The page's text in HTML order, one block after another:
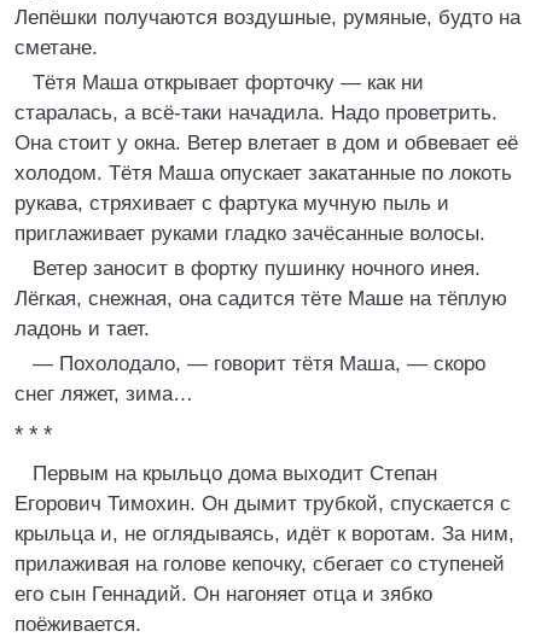
Лепёшки получаются воздушные, румяные, будто на
сметане.
Тётя Маша открывает форточку — как ни
старалась, а всё-таки начадила. Надо проветрить.
Она стоит у окна. Ветер влетает в дом и обвевает её
холодом. Тётя Маша опускает закатанные по локоть
рукава, стряхивает с фартука мучную пыль и
приглаживает руками гладко зачёсанные волосы.
Ветер заносит в фортку пушинку ночного инея.
Лёгкая, снежная, она садится тёте Маше на тёплую
ладонь и тает.
— Похолодало, — говорит тётя Маша, — скоро
снег ляжет, зима…
* * *
Первым на крыльцо дома выходит Степан
Егорович Тимохин. Он дымит трубкой, спускается с
крыльца и, не оглядываясь, идёт к воротам. За ним,
прилаживая на голове кепочку, сбегает со ступеней
его сын Геннадий. Он нагоняет отца и зябко
поёживается.